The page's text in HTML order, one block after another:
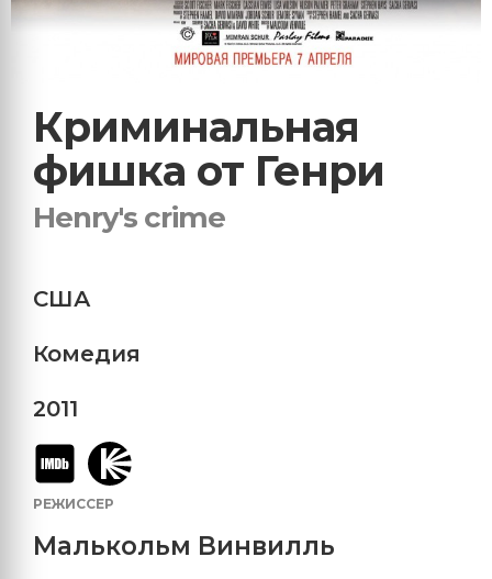
Криминальная
фишка от Генри
Henry's crime
США
Комедия
2011
РЕЖИССЕР
Малькольм Винвилль